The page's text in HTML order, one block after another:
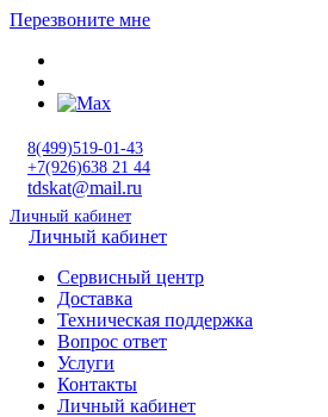
Перезвоните мне
8(499)519-01-43
+7(926)638 21 44
tdskat@mail.ru
Личный кабинет
Личный кабинет
Сервисный центр
Доставка
Техническая поддержка
Вопрос ответ
Услуги
Контакты
Личный кабинет